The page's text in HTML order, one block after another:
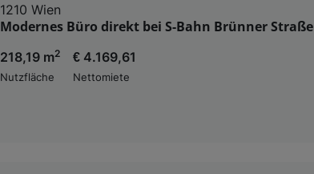
1210 Wien
Modernes Büro direkt bei S-Bahn Brünner Straße
218,19 m2
Nutzfläche
€ 4.169,61
Nettomiete